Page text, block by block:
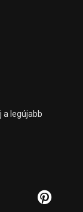
a legújabb